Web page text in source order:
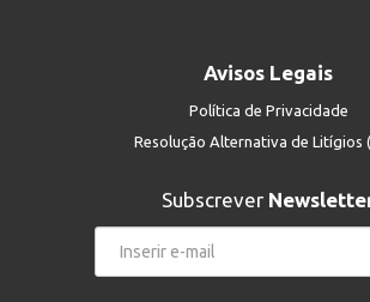
Avisos Legais
Política de Privacidade
Resolução Alternativa de Litígios
Subscrever